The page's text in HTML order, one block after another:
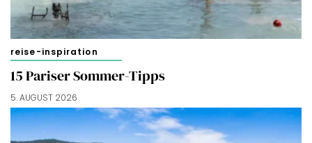
reise-inspiration
15 Pariser Sommer-Tipps
5. AUGUST 2026